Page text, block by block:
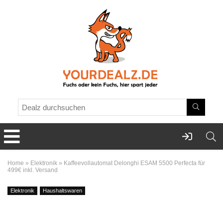
Home » Elektronik » Kaffeevollautomat Delonghi ESAM 5500 Perfecta für
499€ inkl. Versand
Elektronik Haushaltswaren